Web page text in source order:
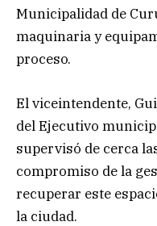
Municipalidad de
maquinaria y
proceso.
El viceintendente,
del Ejecutivo
supervisó de cerca
compromiso de la
recuperar este
la ciudad.